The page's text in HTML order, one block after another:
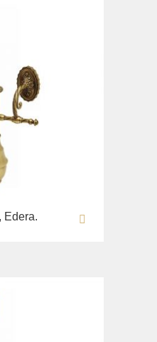
Edera.